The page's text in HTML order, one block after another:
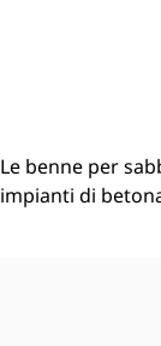
Le benne per
impianti di